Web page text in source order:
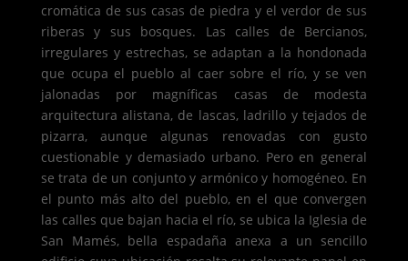
cromática de sus casas de piedra y el verdor de sus
riberas y sus bosques. Las calles de Bercianos,
irregulares y estrechas, se adaptan a la hondonada
que ocupa el pueblo al caer sobre el río, y se ven
jalonadas por magníficas casas de modesta
arquitectura alistana, de lascas, ladrillo y tejados de
pizarra, aunque algunas renovadas con gusto
cuestionable y demasiado urbano. Pero en general
se trata de un conjunto y armónico y homogéneo. En
el punto más alto del pueblo, en el que convergen
las calles que bajan hacia el río, se ubica la Iglesia de
San Mamés, bella espadaña anexa a un sencillo